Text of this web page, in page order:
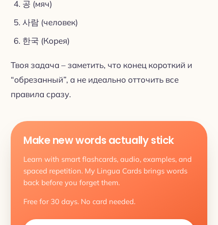
공 (мяч)
사람 (человек)
한국 (Корея)
Твоя задача – заметить, что конец короткий и
“обрезанный”, а не идеально отточить все
правила сразу.
Make new words actually stick
Learn with smart flashcards, audio, examples, and
spaced repetition. My Lingua Cards brings words
back before you forget them.
Free for 30 days. No card needed.